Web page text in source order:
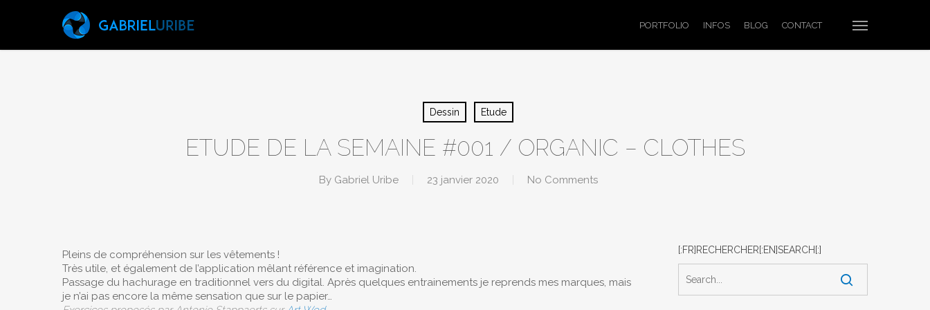
content
PORTFOLIO INFOS BLOG CONTACT Menu
Dessin Etude
ETUDE DE LA SEMAINE #001 / ORGANIC – CLOTHES
By Gabriel Uribe 23 janvier 2020 No Comments
Pleins de compréhension sur les vêtements !
Très utile, et également de l’application mêlant référence et imagination.
Passage du hachurage en traditionnel vers du digital. Après quelques entrainements je reprends mes marques, mais
je n’ai pas encore la même sensation que sur le papier…
[:FR]RECHERCHER[:EN]SEARCH[:]